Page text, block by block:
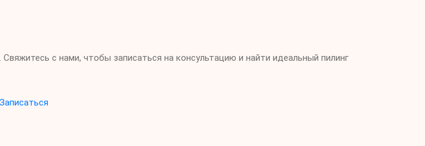
с нами, чтобы записаться на консультацию и найти идеальный пилинг
Записаться